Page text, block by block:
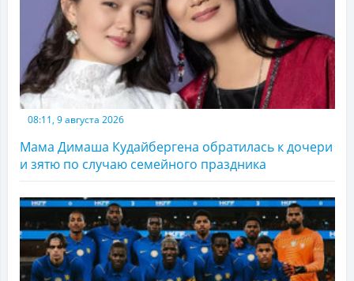
08:11, 9 августа 2026
Мама Димаша Кудайбергена обратилась к дочери
и зятю по случаю семейного праздника